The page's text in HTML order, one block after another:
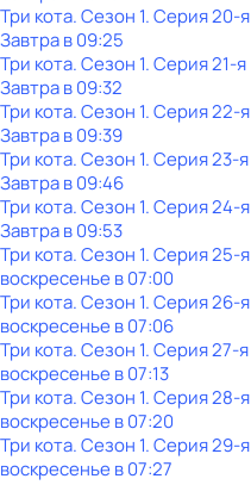
Три кота. Сезон 1. Серия 20-я
Завтра в 09:25
Три кота. Сезон 1. Серия 21-я
Завтра в 09:32
Три кота. Сезон 1. Серия 22-я
Завтра в 09:39
Три кота. Сезон 1. Серия 23-я
Завтра в 09:46
Три кота. Сезон 1. Серия 24-я
Завтра в 09:53
Три кота. Сезон 1. Серия 25-я
воскресенье в07:00
Три кота. Сезон 1. Серия 26-я
воскресенье в07:06
Три кота. Сезон 1. Серия 27-я
воскресенье в07:13
Три кота. Сезон 1. Серия 28-я
воскресенье в07:20
Три кота. Сезон 1. Серия 29-я
воскресенье в07:27